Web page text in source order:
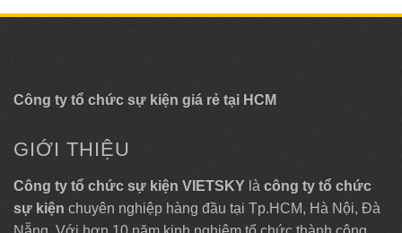
Công ty tổ chức sự kiện giá rẻ tại HCM
GIỚI THIỆU
Công ty tổ chức sự kiện VIETSKY là công ty tổ chức
sự kiện chuyên nghiệp hàng đầu tại Tp.HCM, Hà Nội, Đà